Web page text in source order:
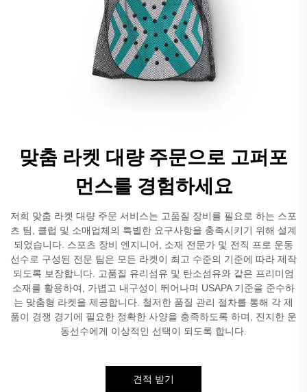
맞춤 라켓 대량 주문으로 고퍼포
먼스를 경험하세요
저희 맞춤 라켓 대량 주문 서비스는 고품질 장비를 필요로 하는 스포
츠 팀, 클럽 및 소매업체의 특별한 요구사항을 충족시키기 위해 설계
되었습니다. 스포츠 장비 엔지니어, 소재 전문가 및 전직 프로 운동
선수로 구성된 전문 팀은 모든 라켓이 최고 수준의 기준에 따라 제작
되도록 보장합니다. 고품질 유리섬유 및 탄소섬유와 같은 프리미엄
소재를 활용하여, 가볍고 내구성이 뛰어나며 USAPA 기준을 준수하
는 맞춤형 라켓을 제공합니다. 철저한 품질 관리 절차를 통해 각 제
품이 경쟁 경기에 필요한 정확한 사양을 충족하도록 하며, 진지한 운
동선수에게 이상적인 선택이 되도록 합니다.
견적 받기